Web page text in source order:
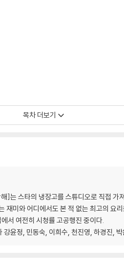
에서 가장 많이 따라 한 메뉴
목차 더보기
는 스타의 냉장고를 스튜디오로 직접 가
재미와 어디에서도 본 적 없는 최고의 요
서 여전히 시청률 고공행진 중이다.
윤정, 민동숙, 이희수, 천진영, 하경진,